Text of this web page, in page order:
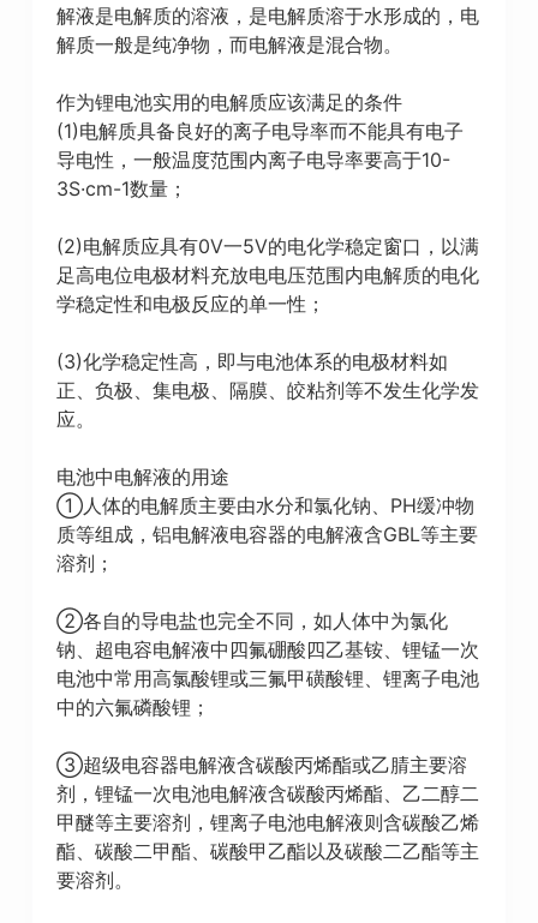
解液是电解质的溶液，是电解质溶于水形成的，电
解质一般是纯净物，而电解液是混合物。
作为锂电池实用的电解质应该满足的条件
(1)电解质具备良好的离子电导率而不能具有电子
导电性，一般温度范围内离子电导率要高于10-
3S·cm-1数量；
(2)电解质应具有0V一5V的电化学稳定窗口，以满
足高电位电极材料充放电电压范围内电解质的电化
学稳定性和电极反应的单一性；
(3)化学稳定性高，即与电池体系的电极材料如
正、负极、集电极、隔膜、皎粘剂等不发生化学发
应。
电池中电解液的用途
①人体的电解质主要由水分和氯化钠、PH缓冲物
质等组成，铝电解液电容器的电解液含GBL等主要
溶剂；
②各自的导电盐也完全不同，如人体中为氯化
钠、超电容电解液中四氟硼酸四乙基铵、锂锰一次
电池中常用高氯酸锂或三氟甲磺酸锂、锂离子电池
中的六氟磷酸锂；
③超级电容器电解液含碳酸丙烯酯或乙腈主要溶
剂，锂锰一次电池电解液含碳酸丙烯酯、乙二醇二
甲醚等主要溶剂，锂离子电池电解液则含碳酸乙烯
酯、碳酸二甲酯、碳酸甲乙酯以及碳酸二乙酯等主
要溶剂。